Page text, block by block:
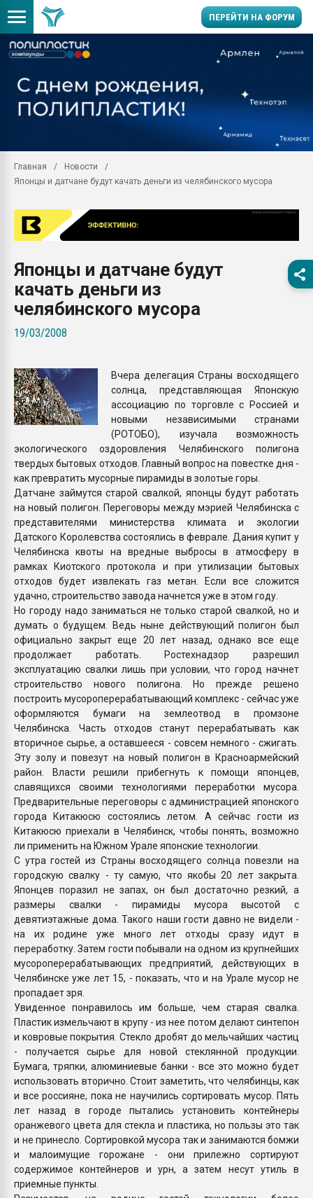
ПЕРЕЙТИ НА ФОРУМ
заводу пластмасс"
28.07.2026
пластмасс
28.07.2026
ПЕРЕЙТИ НА
Главная
Новости
Японцы и датчане будут качать деньги из челябинского мусора
Японцы и датчане будут
качать деньги из
челябинского мусора
19/03/2008
Вчера делегация Страны восходящего
солнца, представляющая Японскую
ассоциацию по торговле с Россией и
новыми независимыми странами
(РОТОБО), изучала возможность
экологического оздоровления Челябинского полигона
твердых бытовых отходов. Главный вопрос на повестке дня -
как превратить мусорные пирамиды в золотые горы.
Датчане займутся старой свалкой, японцы будут работать
на новый полигон. Переговоры между мэрией Челябинска с
представителями министерства климата и экологии
Датского Королевства состоялись в феврале. Дания купит у
Челябинска квоты на вредные выбросы в атмосферу в
рамках Киотского протокола и при утилизации бытовых
отходов будет извлекать газ метан. Если все сложится
удачно, строительство завода начнется уже в этом году.
Но городу надо заниматься не только старой свалкой, но и
думать о будущем. Ведь ныне действующий полигон был
официально закрыт еще 20 лет назад, однако все еще
продолжает работать. Ростехнадзор разрешил
эксплуатацию свалки лишь при условии, что город начнет
строительство нового полигона. Но прежде решено
построить мусороперерабатывающий комплекс - сейчас уже
оформляются бумаги на землеотвод в промзоне
Челябинска. Часть отходов станут перерабатывать как
вторичное сырье, а оставшееся - совсем немного - сжигать.
Эту золу и повезут на новый полигон в Красноармейский
район. Власти решили прибегнуть к помощи японцев,
славящихся своими технологиями переработки мусора.
Предварительные переговоры с администрацией японского
города Китакюсю состоялись летом. А сейчас гости из
Китакюсю приехали в Челябинск, чтобы понять, возможно
ли применить на Южном Урале японские технологии.
С утра гостей из Страны восходящего солнца повезли на
городскую свалку - ту самую, что якобы 20 лет закрыта.
Японцев поразил не запах, он был достаточно резкий, а
размеры свалки - пирамиды мусора высотой с
девятиэтажные дома. Такого наши гости давно не видели -
на их родине уже много лет отходы сразу идут в
переработку. Затем гости побывали на одном из крупнейших
мусороперерабатывающих предприятий, действующих в
Челябинске уже лет 15, - показать, что и на Урале мусор не
пропадает зря.
Увиденное понравилось им больше, чем старая свалка.
Пластик измельчают в крупу - из нее потом делают синтепон
и ковровые покрытия. Стекло дробят до мельчайших частиц
- получается сырье для новой стеклянной продукции.
Бумага, тряпки, алюминиевые банки - все это можно будет
использовать вторично. Стоит заметить, что челябинцы, как
и все россияне, пока не научились сортировать мусор. Пять
лет назад в городе пытались установить контейнеры
оранжевого цвета для стекла и пластика, но пользы это так
и не принесло. Сортировкой мусора так и занимаются бомжи
и малоимущие горожане - они прилежно сортируют
содержимое контейнеров и урн, а затем несут утиль в
приемные пункты.